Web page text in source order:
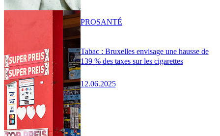
Tabac : Bruxelles envisage une hausse de
139 % des taxes sur les cigarettes
12.06.2025
PROSANTÉ